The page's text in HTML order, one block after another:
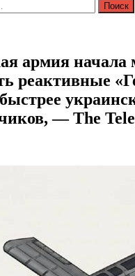
армия начала
реактивные
— The